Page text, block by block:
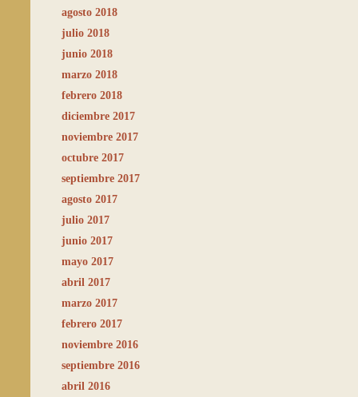
agosto 2018
julio 2018
junio 2018
marzo 2018
febrero 2018
diciembre 2017
noviembre 2017
octubre 2017
septiembre 2017
agosto 2017
julio 2017
junio 2017
mayo 2017
abril 2017
marzo 2017
febrero 2017
noviembre 2016
septiembre 2016
abril 2016